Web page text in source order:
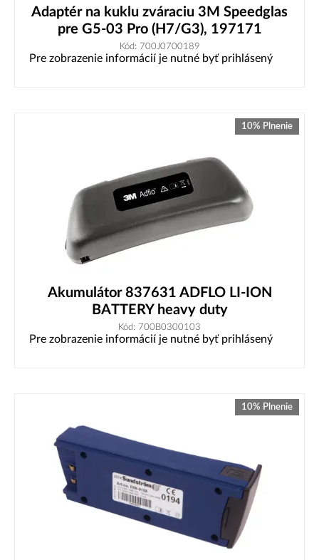
Adaptér na kuklu zváraciu 3M Speedglas
pre G5-03 Pro (H7/G3), 197171
Kód: 700J0700189
Pre zobrazenie informácií je nutné byť prihlásený
10% Plnenie
Akumulátor 837631 ADFLO LI-ION
BATTERY heavy duty
Kód: 700B0300103
Pre zobrazenie informácií je nutné byť prihlásený
10% Plnenie